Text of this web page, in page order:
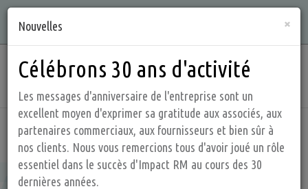
Aller
contenu
principal
Accueil Produits Compresseur à air diesel
Compresseur à air diesel
×
Nouvelles
Célébrons 30 ans d'activité
Les messages d'anniversaire de l'entreprise sont un
excellent moyen d'exprimer sa gratitude aux associés, aux
partenaires commerciaux, aux fournisseurs et bien sûr à
nos clients. Nous vous remercions tous d'avoir joué un rôle
essentiel dans le succès d'Impact RM au cours des 30
dernières années.